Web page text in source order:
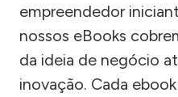
empreendedor
nossos eBooks
da ideia de negócio
inovação. Cada